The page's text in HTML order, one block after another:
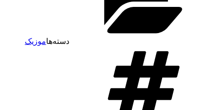
دسته‌هاموزیک